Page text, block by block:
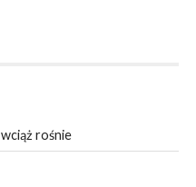
rośnie